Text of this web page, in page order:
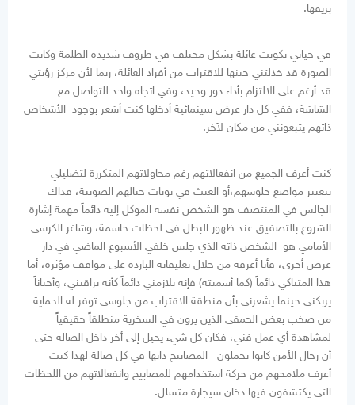
بريقها.
في حياتي تكونت عائلة بشكل مختلف في ظروف شديدة الظلمة وكانت
الصورة قد خذلتني حينها للاقتراب من أفراد العائلة، ربما لأن مركز رؤيتي
قد أرغم على الالتزام بأداء دور وحيد، وفي اتجاه واحد للتواصل مع
الشاشة، ففي كل دار عرض سينمائية أدخلها كنت أشعر بوجود الأشخاص
ذاتهم يتبعونني من مكان لآخر.
كنت أعرف الجميع من انفعالاتهم رغم محاولاتهم المتكررة لتضليلي
بتغيير مواضع جلوسهم،أو العبث في نوتات حبالهم الصوتية، فذاك
الجالس في المنتصف هو الشخص نفسه الموكل إليه دائماً مهمة إشارة
الشروع بالتصفيق عند ظهور البطل في لحظات حاسمة، وشاغر الكرسي
الأمامي هو الشخص ذاته الذي جلس خلفي الأسبوع الماضي في دار
عرض أخرى، فأنا أعرفه من خلال تعليقاته الباردة على مواقف مؤثرة، أما
هذا المتباكي دائماً (كما أسميته) فإنه يلازمني دائماً كأنه يراقبني، وأحياناً
يربكني حينما يشعرني بأن منطقة الاقتراب من جلوسي توفر له الحماية
من صخب بعض الحمقى الذين يرون في السخرية منطلقاً حقيقياً
لمشاهدة أي عمل فني، فكان كل شيء يحيل إلى أخر داخل الصالة حتى
أن رجال الأمن كانوا يحملون المصابيح ذاتها في كل صالة لهذا كنت
أعرف ملامحهم من حركة استخدامهم للمصابيح وانفعالاتهم من اللحظات
التي يكتشفون فيها دخان سيجارة متسلل.